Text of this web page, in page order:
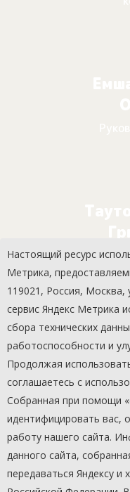
Настоящий ресурс
Метрика,
119021, Россия, Москва,
сервис Яндекс Метрика
сбора технических
работоспособности и
Продолжая
соглашаетесь с
Собранная при помощи
идентифицировать вас,
работу нашего сайта.
данного сайта,
передаваться Яндексу и